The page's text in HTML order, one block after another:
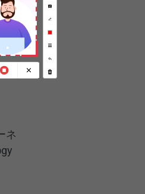
て
バ
大
ネ